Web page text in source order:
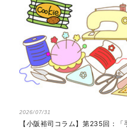
2026/07/31
【小阪裕司コラム】第235回：「